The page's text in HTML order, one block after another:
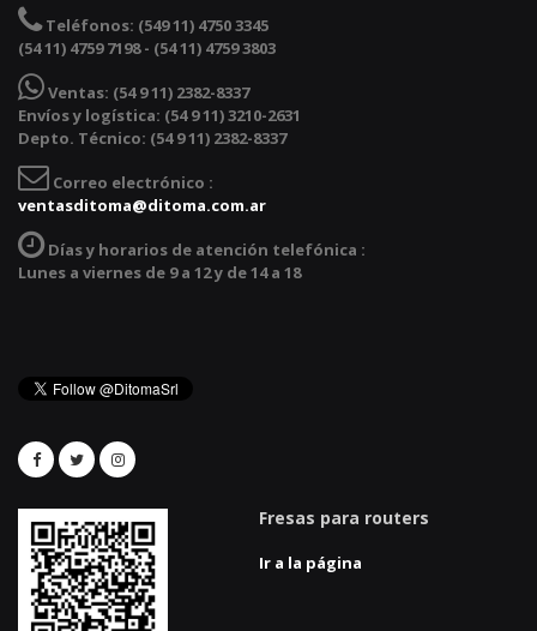
Teléfonos: (549 11) 4750 3345
(54 11) 4759 7198 - (54 11) 4759 3803
Ventas: (54 9 11) 2382-8337
Envíos y logística: (54 9 11) 3210-2631
Depto. Técnico: (54 9 11) 2382-8337
Correo electrónico :
ventasditoma@ditoma.com.ar
Días y horarios de atención telefónica :
Lunes a viernes de 9 a 12 y de 14 a 18
Fresas para routers
Ir a la página